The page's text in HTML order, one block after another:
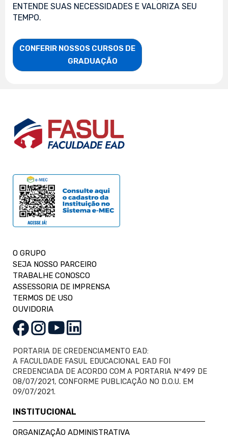
ENTENDE SUAS NECESSIDADES E VALORIZA SEU
TEMPO.
CONFERIR NOSSOS CURSOS DE
                    GRADUAÇÃO
O GRUPO
SEJA NOSSO PARCEIRO
TRABALHE CONOSCO
ASSESSORIA DE IMPRENSA
TERMOS DE USO
OUVIDORIA
PORTARIA DE CREDENCIAMENTO EAD:
A FACULDADE FASUL EDUCACIONAL EAD FOI
CREDENCIADA DE ACORDO COM A PORTARIA Nº499 DE
08/07/2021, CONFORME PUBLICAÇÃO NO D.O.U. EM
09/07/2021.
INSTITUCIONAL
ORGANIZAÇÃO ADMINISTRATIVA